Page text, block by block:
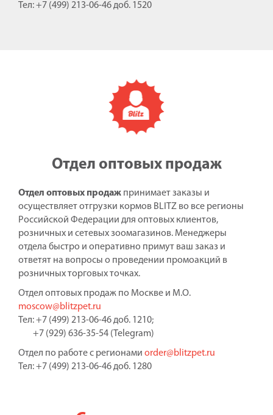
Тел: +7 (499) 213-06-46 доб. 1520
Отдел оптовых продаж
Отдел оптовых продаж принимает заказы и
осуществляет отгрузки кормов BLITZ во все регионы
Российской Федерации для оптовых клиентов,
розничных и сетевых зоомагазинов. Менеджеры
отдела быстро и оперативно примут ваш заказ и
ответят на вопросы о проведении промоакций в
розничных торговых точках.
Отдел оптовых продаж по Москве и М.О.
moscow@blitzpet.ru
Тел: +7 (499) 213-06-46 доб. 1210;
+7 (929) 636-35-54 (Telegram)
Отдел по работе с регионами order@blitzpet.ru
Тел: +7 (499) 213-06-46 доб. 1280